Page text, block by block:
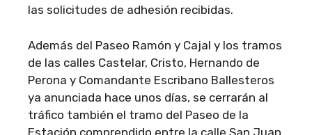
las solicitudes de adhesión recibidas.
Además del Paseo Ramón y Cajal y los tramos
de las calles Castelar, Cristo, Hernando de
Perona y Comandante Escribano Ballesteros
ya anunciada hace unos días, se cerrarán al
tráfico también el tramo del Paseo de la
Estación comprendido entre la calle San Juan